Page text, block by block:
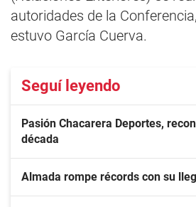
autoridades de la
estuvo García Cuerva.
Seguí leyendo
Pasión Chacarera Deportes,
década
Almada rompe récords con su